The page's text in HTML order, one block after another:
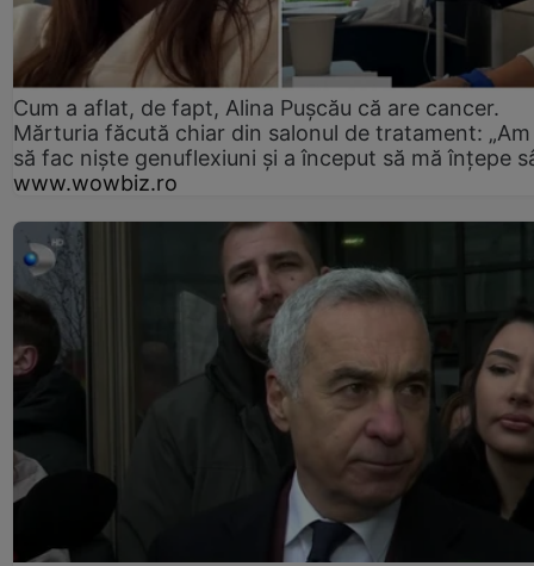
Cum a aflat, de fapt, Alina Pușcău că are cancer.
Mărturia făcută chiar din salonul de tratament:
să fac niște genuflexiuni și a început să mă înțepe
www.wowbiz.ro